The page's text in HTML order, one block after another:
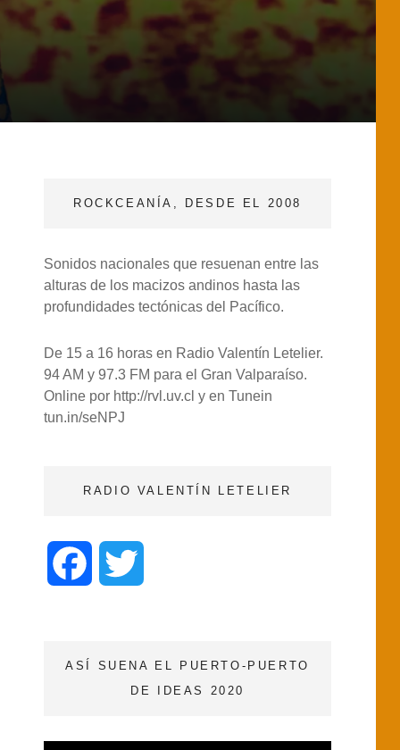
ROCKCEANÍA, DESDE EL 2008
Sonidos nacionales que resuenan entre las
alturas de los macizos andinos hasta las
profundidades tectónicas del Pacífico.
De 15 a 16 horas en Radio Valentín Letelier.
94 AM y 97.3 FM para el Gran Valparaíso.
Online por http://rvl.uv.cl y en Tunein
tun.in/seNPJ
RADIO VALENTÍN LETELIER
b
t
t
ASÍ SUENA EL PUERTO-PUERTO
DE IDEAS 2020